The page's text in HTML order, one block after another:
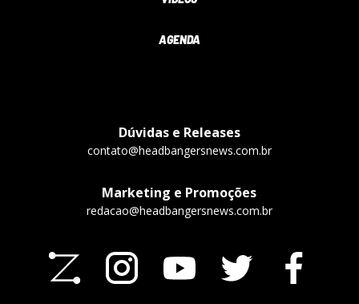
AGENDA
Dúvidas e Releases
contato@headbangersnews.com.br
Marketing e Promoções
redacao@headbangersnews.com.br